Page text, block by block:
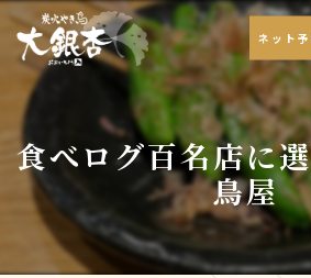
ネット
食べログ百名店に
鳥屋